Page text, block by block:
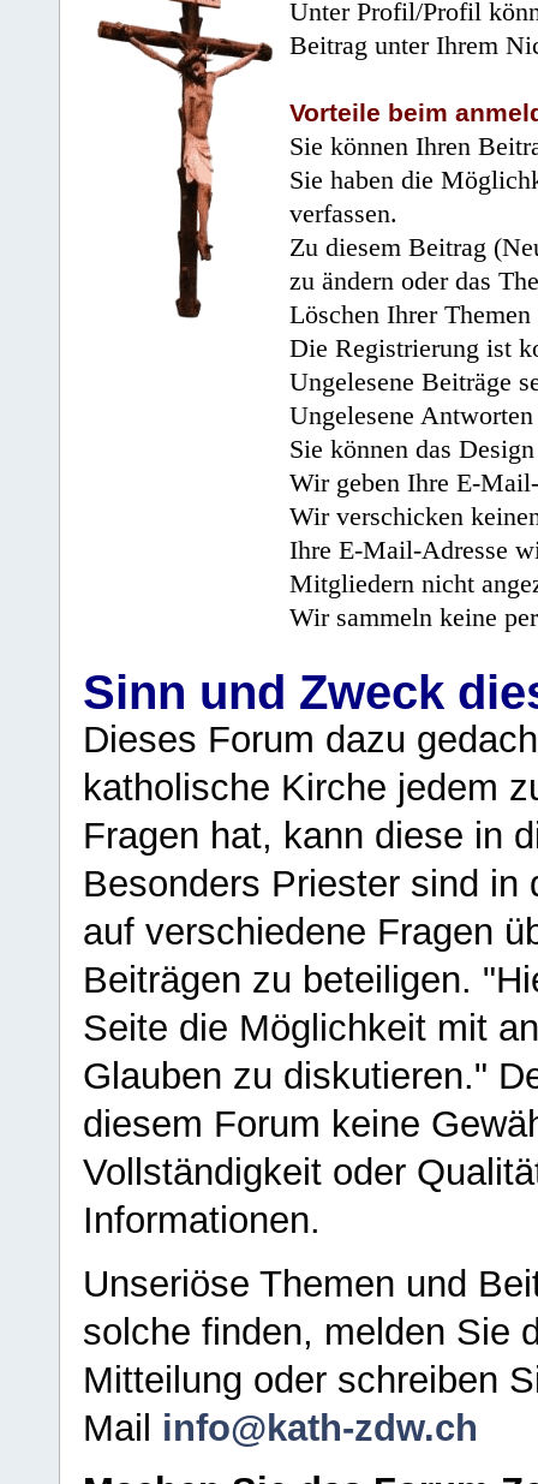
Unter Profil/Profil
Beitrag unter Ihrem
Vorteile beim
Sie können Ihren
Sie haben die
verfassen.
Zu diesem Beitrag
zu ändern oder das
Löschen Ihrer
Die Registrierung ist
Ungelesene Beiträge
Ungelesene
Sie können das
Wir geben Ihre E-
Wir verschicken
Ihre E-Mail-Adresse
Mitgliedern nicht
Wir sammeln keine
Sinn und Zweck
Dieses Forum dazu
katholische Kirche jedem
Fragen hat, kann diese in
Besonders Priester sind in
auf verschiedene Fragen
Beiträgen zu beteiligen.
Seite die Möglichkeit mit
Glauben zu diskutieren."
diesem Forum keine
Vollständigkeit oder
Informationen.
Unseriöse Themen und
solche finden, melden Sie
Mitteilung oder schreiben
Mail info@kath-zdw.ch